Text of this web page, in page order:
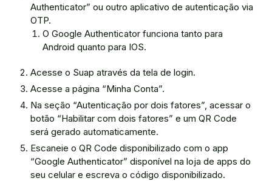
Authenticator” ou outro aplicativo de autenticação via
OTP.
O Google Authenticator funciona tanto para
Android quanto para IOS.
Acesse o Suap através da tela de login.
Acesse a página “Minha Conta”.
Na seção “Autenticação por dois fatores”, acessar o
botão “Habilitar com dois fatores” e um QR Code
será gerado automaticamente.
Escaneie o QR Code disponibilizado com o app
“Google Authenticator” disponível na loja de apps do
seu celular e escreva o código disponibilizado.